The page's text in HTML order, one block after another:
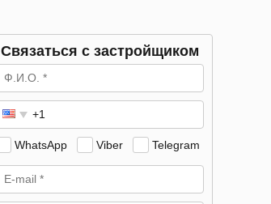
Связаться с застройщиком
WhatsApp Viber Telegram